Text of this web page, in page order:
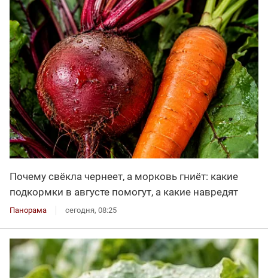
Почему свёкла чернеет, а морковь гниёт: какие
подкормки в августе помогут, а какие навредят
Панорама сегодня, 08:25